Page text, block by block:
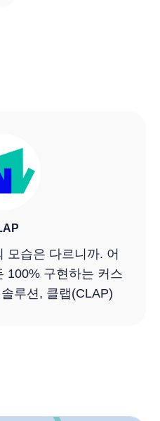
모습은 다르니까. 어
100% 구현하는 커스
루션, 클랩(CLAP)